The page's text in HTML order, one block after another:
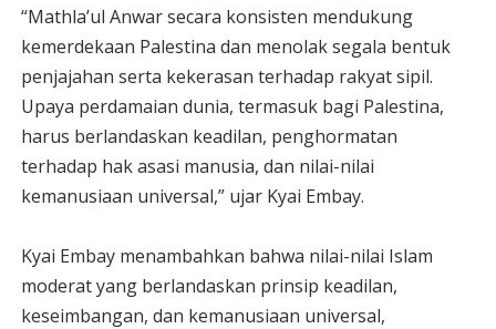
“Mathla’ul Anwar secara konsisten mendukung
kemerdekaan Palestina dan menolak segala bentuk
penjajahan serta kekerasan terhadap rakyat sipil.
Upaya perdamaian dunia, termasuk bagi Palestina,
harus berlandaskan keadilan, penghormatan
terhadap hak asasi manusia, dan nilai-nilai
kemanusiaan universal,” ujar Kyai Embay.
Kyai Embay menambahkan bahwa nilai-nilai Islam
moderat yang berlandaskan prinsip keadilan,
keseimbangan, dan kemanusiaan universal,